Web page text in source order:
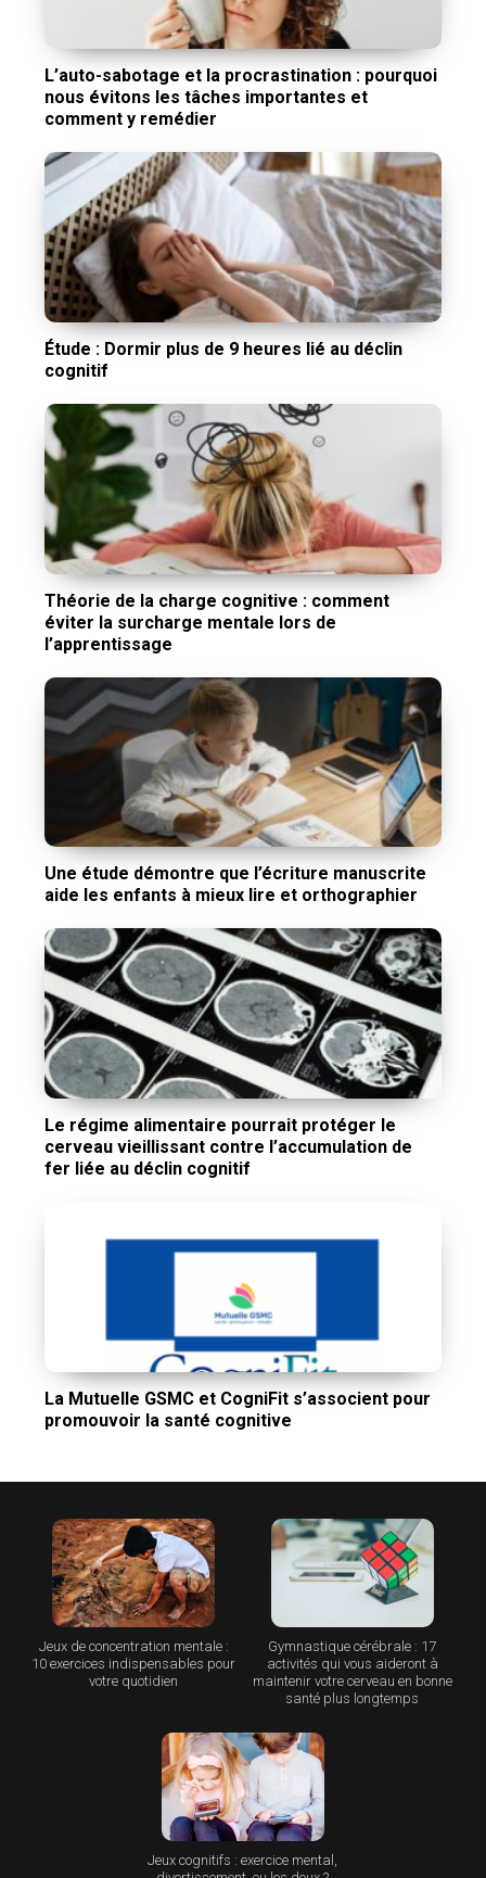
L’auto-sabotage et la procrastination : pourquoi
nous évitons les tâches importantes et
comment y remédier
Étude : Dormir plus de 9 heures lié au déclin
cognitif
Théorie de la charge cognitive : comment
éviter la surcharge mentale lors de
l’apprentissage
Une étude démontre que l’écriture manuscrite
aide les enfants à mieux lire et orthographier
Le régime alimentaire pourrait protéger le
cerveau vieillissant contre l’accumulation de
fer liée au déclin cognitif
La Mutuelle GSMC et CogniFit s’associent pour
promouvoir la santé cognitive
Jeux de concentration mentale :
10 exercices indispensables pour
votre quotidien
Gymnastique cérébrale : 17
activités qui vous aideront à
maintenir votre cerveau en bonne
santé plus longtemps
Jeux cognitifs : exercice mental,